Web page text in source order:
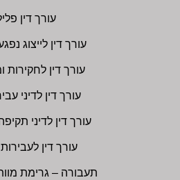
עורך דין
עורך דין לייצוג
עורך דין לחקירות
עורך דין לדיני
עורך דין לדיני
עורך דין
תעבורה – גרימת